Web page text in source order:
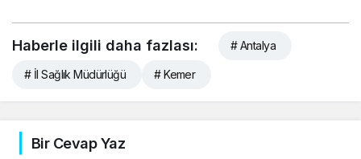
Haberle ilgili daha fazlası: # Antalya
# İl Sağlık Müdürlüğü # Kemer
Bir Cevap Yaz